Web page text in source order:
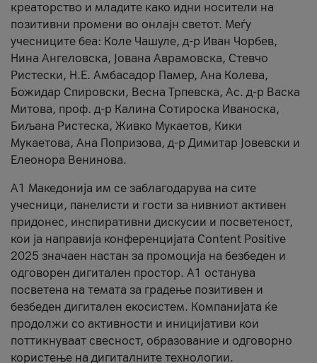
креаторство и младите како идни носители на
позитивни промени во онлајн светот. Меѓу
учесниците беа: Коле Чашуле, д-р Иван Чорбев,
Нина Ангеловска, Јована Аврамовска, Стевчо
Ристески, Н.Е. Амбасадор Памер, Ана Колева,
Божидар Спировски, Весна Трпевска, Ас. д-р Васка
Митова, проф. д-р Калина Сотироска Иваноска,
Биљана Ристеска, Живко Мукаетов, Кики
Мукаетова, Ана Попризова, д-р Димитар Јовевски и
Елеонора Венинова.
А1 Македонија им се заблагодарува на сите
учесници, панелисти и гости за нивниот активен
придонес, инспиративни дискусии и посветеност,
кои ја направија конференцијата Content Positive
2025 значаен настан за промоција на безбеден и
одговорен дигитален простор. А1 останува
посветена на темата за градење позитивен и
безбеден дигитален екосистем. Компанијата ќе
продолжи со активности и иницијативи кои
поттикнуваат свесност, образование и одговорно
користење на дигиталните технологии.